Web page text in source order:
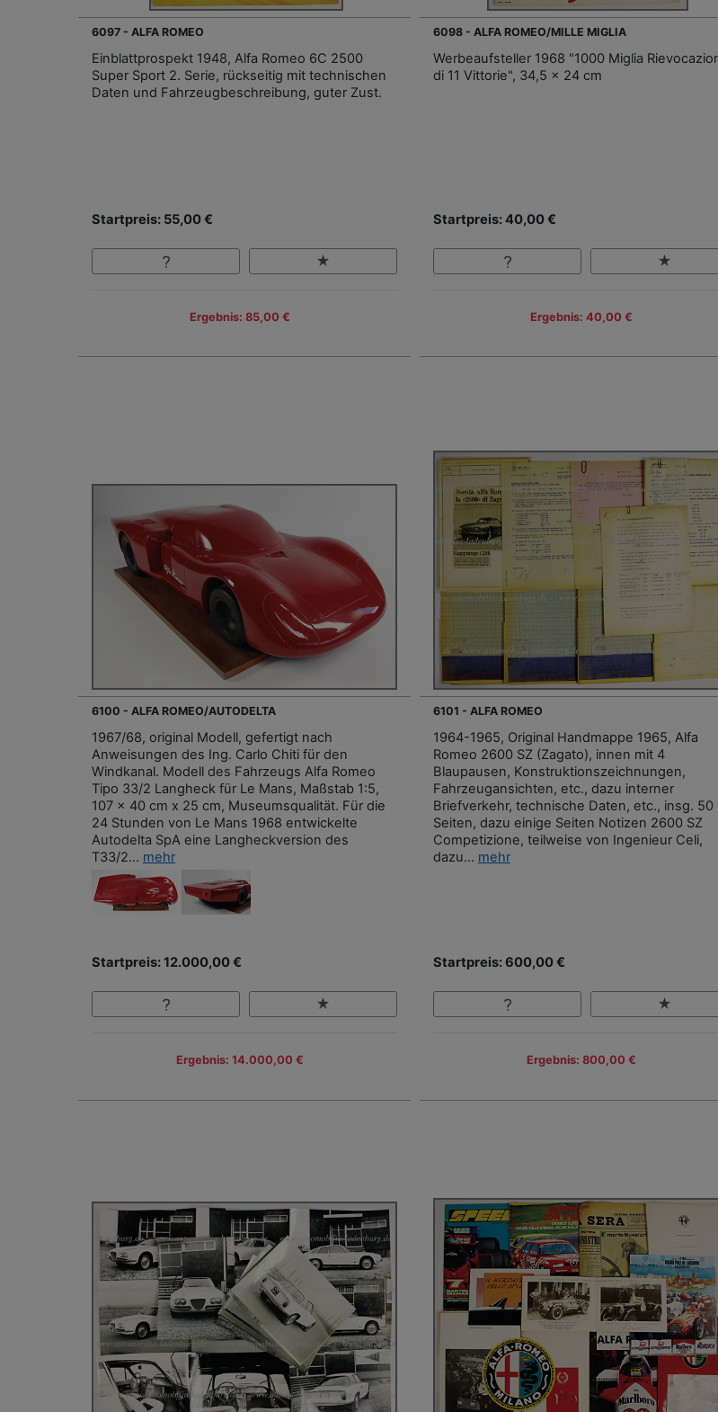
6097 - ALFA ROMEO
Einblattprospekt 1948, Alfa Romeo 6C 2500
Super Sport 2. Serie, rückseitig mit technischen
Daten und Fahrzeugbeschreibung, guter Zust.
Startpreis: 55,00 €
Ergebnis: 85,00 €
6098 - ALFA ROMEO/MILLE MIGLIA
Werbeaufsteller 1968 "1000 Miglia
di 11 Vittorie", 34,5 x 24 cm
Startpreis: 40,00 €
Ergebnis: 40,00 €
6100 - ALFA ROMEO/AUTODELTA
1967/68, original Modell, gefertigt nach
Anweisungen des Ing. Carlo Chiti für den
Windkanal. Modell des Fahrzeugs Alfa Romeo
Tipo 33/2 Langheck für Le Mans, Maßstab 1:5,
107 x 40 cm x 25 cm, Museumsqualität. Für die
24 Stunden von Le Mans 1968 entwickelte
Autodelta SpA eine Langheckversion des
T33/2... mehr
Startpreis: 12.000,00 €
Ergebnis: 14.000,00 €
6101 - ALFA ROMEO
1964-1965, Original Handmappe 1965, Alfa
Romeo 2600 SZ (Zagato), innen mit 4
Blaupausen, Konstruktionszeichnungen,
Fahrzeugansichten, etc., dazu interner
Briefverkehr, technische Daten, etc., insg. 50
Seiten, dazu einige Seiten Notizen 2600 SZ
Competizione, teilweise von Ingenieur Celi,
dazu... mehr
Startpreis: 600,00 €
Ergebnis: 800,00 €